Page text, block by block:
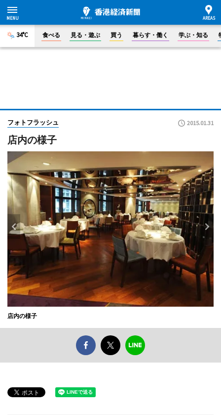
34°C 食べる 見る・遊ぶ 買う 暮らす・働く 学ぶ・知る
フォトフラッシュ 2015.01.31
店内の様子
店内の様子